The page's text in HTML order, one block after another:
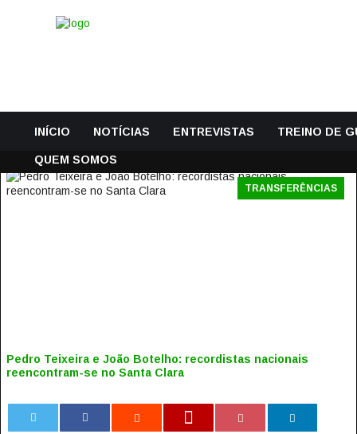
INÍCIO NOTÍCIAS ENTREVISTAS TREINO DE
QUEM SOMOS
TRANSFERÊNCIAS
Pedro Teixeira e João Botelho: recordistas nacionais
reencontram-se no Santa Clara